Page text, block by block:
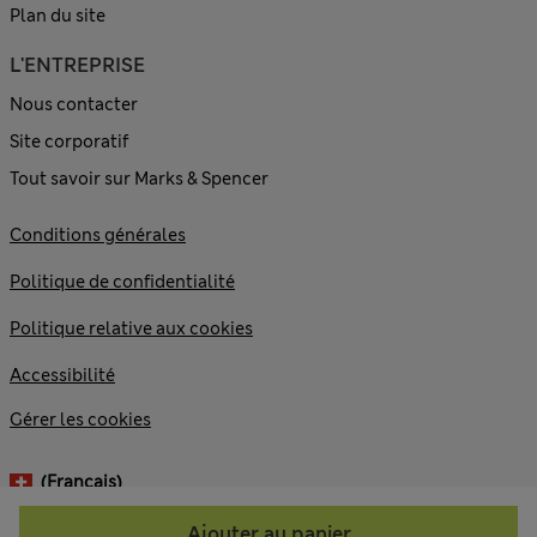
Plan du site
L'ENTREPRISE
Nous contacter
Site corporatif
Tout savoir sur Marks & Spencer
Conditions générales
Politique de confidentialité
Politique relative aux cookies
Accessibilité
Gérer les cookies
(français)